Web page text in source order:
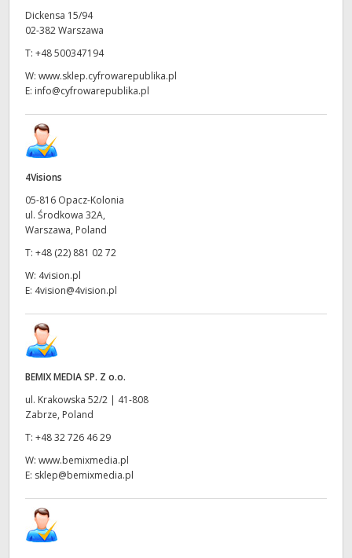
Dickensa 15/94
02-382 Warszawa
T: +48 500347194
W: www.sklep.cyfrowarepublika.pl
E: info@cyfrowarepublika.pl
4Visions
05-816 Opacz-Kolonia
ul. Środkowa 32A,
Warszawa, Poland
T: +48 (22) 881 02 72
W: 4vision.pl
E: 4vision@4vision.pl
BEMIX MEDIA SP. Z o.o.
ul. Krakowska 52/2 | 41-808
Zabrze, Poland
T: +48 32 726 46 29
W: www.bemixmedia.pl
E: sklep@bemixmedia.pl